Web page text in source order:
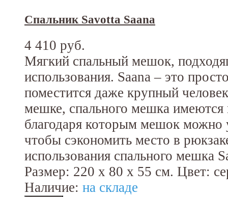
Спальник Savotta Saana
4 410 руб.
Мягкий спальный мешок,
использования. Saana – это
поместится даже крупный
мешке, спального мешка
благодаря которым мешок можно
чтобы сэкономить место в
использования спального мешка
Размер: 220 x 80 x 55 см. Цвет:
Наличие: на складе